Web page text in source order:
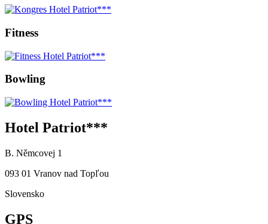
Fitness
Bowling
Hotel Patriot***
B. Němcovej 1
093 01 Vranov nad Topľou
Slovensko
GPS